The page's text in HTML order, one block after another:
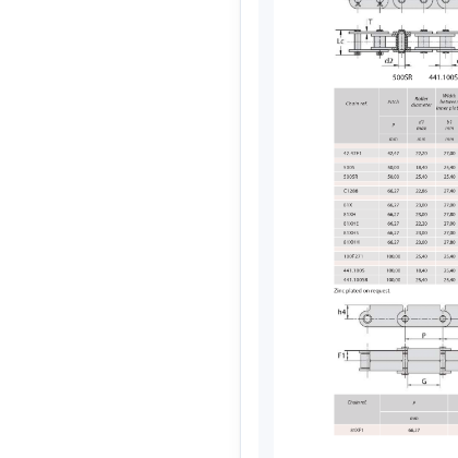
Vos données sont protégées et ne seront jamais partagées